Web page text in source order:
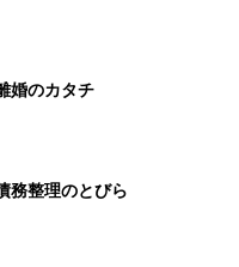
婚のカタチ
務整理のとびら